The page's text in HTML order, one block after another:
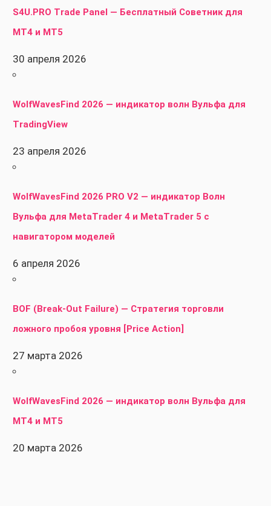
S4U.PRO Trade Panel — Бесплатный Советник для
MT4 и MT5
30 апреля 2026
WolfWavesFind 2026 — индикатор волн Вульфа для
TradingView
23 апреля 2026
WolfWavesFind 2026 PRO V2 — индикатор Волн
Вульфа для MetaTrader 4 и MetaTrader 5 с
навигатором моделей
6 апреля 2026
BOF (Break-Out Failure) — Стратегия торговли
ложного пробоя уровня [Price Action]
27 марта 2026
WolfWavesFind 2026 — индикатор волн Вульфа для
MT4 и MT5
20 марта 2026